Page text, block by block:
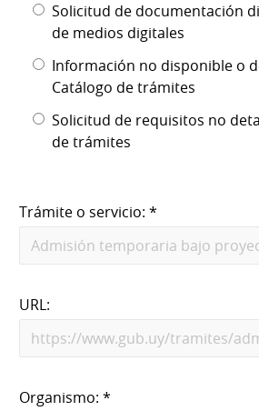
Solicitud de documentación
de medios digitales
Información no disponible o
Catálogo de trámites
Solicitud de requisitos no
de trámites
Trámite o servicio: *
URL:
Organismo: *